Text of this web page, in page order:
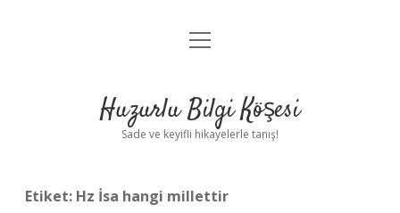
Anasayfa
Yasal Uyarı
menüyü
Huzurlu Bilgi Köşesi
Sade ve keyifli hikayelerle tanış!
Etiket: Hz İsa hangi millettir